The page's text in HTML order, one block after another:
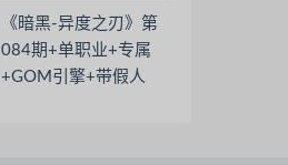
身成圣
《暗黑-异度之刃》第
084期+单职业+专属
+GOM引擎+带假人